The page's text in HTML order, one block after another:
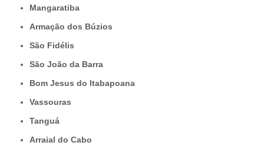
Mangaratiba
Armação dos Búzios
São Fidélis
São João da Barra
Bom Jesus do Itabapoana
Vassouras
Tanguá
Arraial do Cabo